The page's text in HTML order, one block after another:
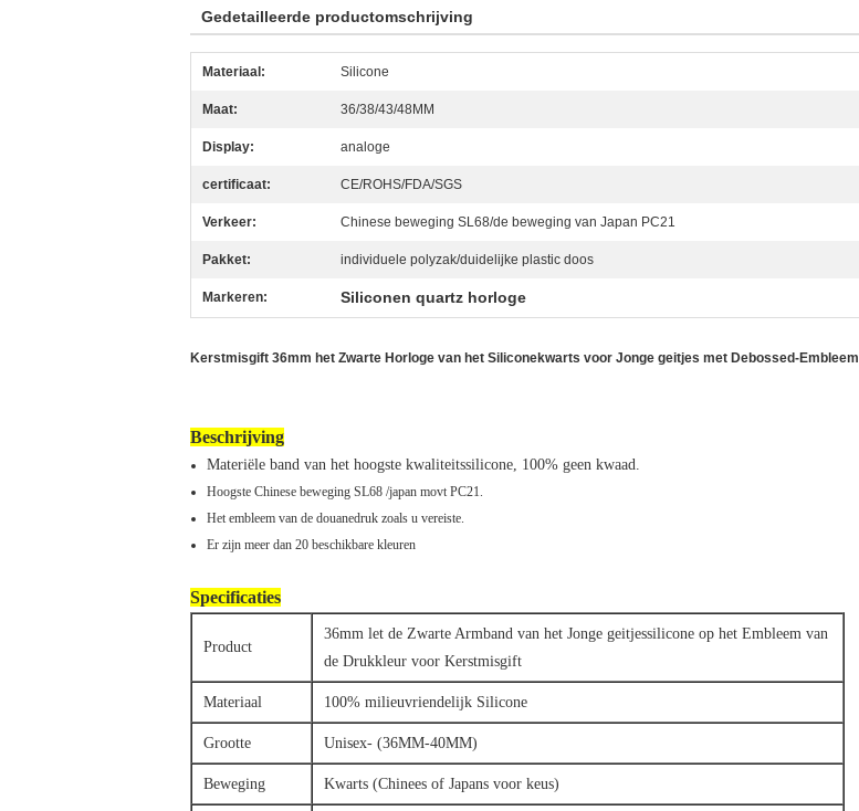
Gedetailleerde productomschrijving
Materiaal: Silicone
Maat: 36/38/43/48MM
Display: analoge
certificaat: CE/ROHS/FDA/SGS
Verkeer: Chinese beweging SL68/de beweging van Japan PC21
Pakket: individuele polyzak/duidelijke plastic doos
Markeren: Siliconen quartz horloge
Kerstmisgift 36mm het Zwarte Horloge van het Siliconekwarts voor Jonge geitjes met Debossed-Embleem
Beschrijving
Materiële band van het hoogste kwaliteitssilicone, 100% geen kwaad.
Hoogste Chinese beweging SL68 /japan movt PC21.
Het embleem van de douanedruk zoals u vereiste.
Er zijn meer dan 20 beschikbare kleuren
Specificaties
Product
36mm let de Zwarte Armband van het Jonge geitjessilicone op het Embleem van
de Drukkleur voor Kerstmisgift
Materiaal 100% milieuvriendelijk Silicone
Grootte Unisex- (36MM-40MM)
Beweging Kwarts (Chinees of Japans voor keus)